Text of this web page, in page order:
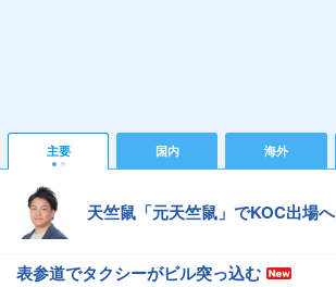
主要 国内 海外
天竺鼠「元天竺鼠」でKOC出場へ
表参道でタクシーがビル突っ込む